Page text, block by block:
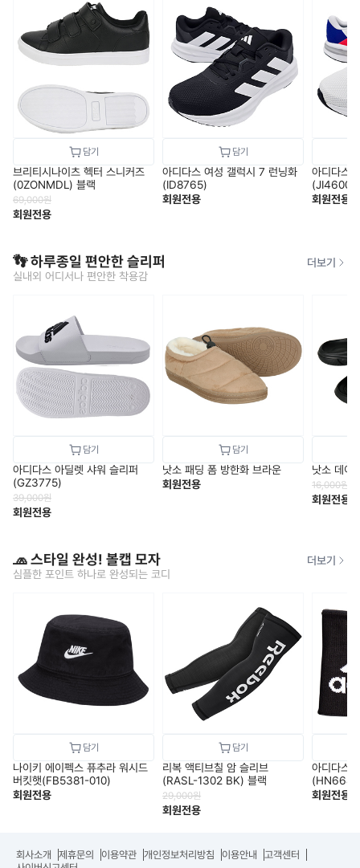
브리티시나이츠 헥터 스니커즈
(0ZONMDL) 블랙
69,000원
회원전용
아디다스 여성 갤럭시 7 런닝화
(ID8765)
회원전용
아디다스
(JI4600)
회원전용
👣 하루종일 편안한 슬리퍼
실내외 어디서나 편안한 착용감
더보기
아디다스 아딜렛 샤워 슬리퍼
(GZ3775)
39,000원
회원전용
낫소 패딩 폼 방한화 브라운
회원전용
낫소 데이
16,000원
회원전용
🧢 스타일 완성! 볼캡 모자
심플한 포인트 하나로 완성되는 코디
더보기
나이키 에이펙스 퓨추라 워시드
버킷햇(FB5381-010)
회원전용
리복 액티브칠 암 슬리브
(RASL-1302 BK) 블랙
29,000원
회원전용
아디다스
회원전용
회사소개 제휴문의 이용약관 개인정보처리방침 이용안내
고객센터